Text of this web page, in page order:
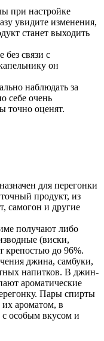
при настройке
увидите изменения,
станет выходить
без связи с
он
наблюдать за
себе очень
точно оценят.
для перегонки
продукт, из
самогон и другие
получают либо
(виски,
крепостью до 96%.
джина, самбуки,
напитков. В джин-
ароматические
Пары спирты
ароматом, в
с особым вкусом и